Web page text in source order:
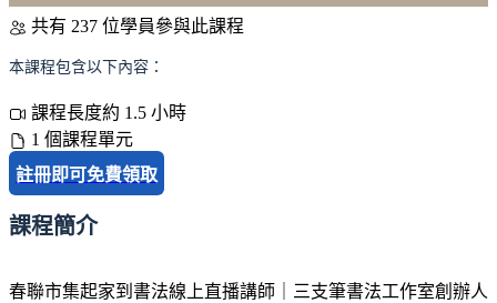
共有 237 位學員參與此課程
本課程包含以下內容：
課程長度約 1.5 小時
1 個課程單元
註冊即可免費領取
課程簡介
春聯市集起家到書法線上直播講師｜三支筆書法工作室創辦人